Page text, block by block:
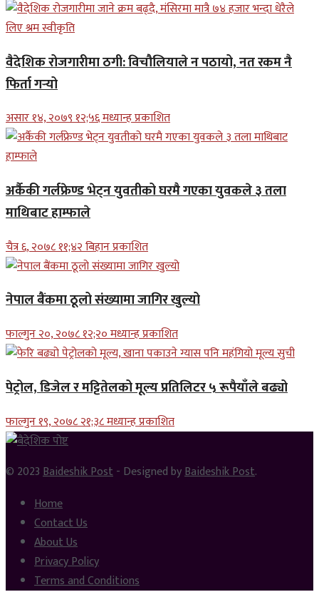
वैदेशिक रोजगारीमा ठगी: विचौलियाले न पठायो, नत रकम नै
फिर्ता गर्‍यो
असार १४, २०७९ १२;५६ मध्यान्ह प्रकाशित
अर्कैकी गर्लफ्रेण्ड भेट्न युवतीको घरमै गएका युवकले ३ तला
माथिबाट हाम्फाले
चैत्र ६, २०७८ ११;४२ बिहान प्रकाशित
नेपाल बैंकमा ठूलो संख्यामा जागिर खुल्यो
फाल्गुन २०, २०७८ १२;२० मध्यान्ह प्रकाशित
पेट्रोल, डिजेल र मट्टितेलको मूल्य प्रतिलिटर ५ रूपैयाँले बढ्यो
फाल्गुन १९, २०७८ २१;३८ मध्यान्ह प्रकाशित
© 2023Baideshik Post- Designed byBaideshik Post.
Home
Contact Us
About Us
Privacy Policy
Terms and Conditions